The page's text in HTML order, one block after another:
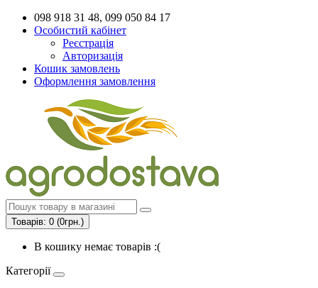
098 918 31 48, 099 050 84 17
Особистий кабінет
Реєстрація
Авторизація
Кошик замовлень
Оформлення замовлення
Товарів: 0 (0грн.)
В кошику немає товарів :(
Категорії